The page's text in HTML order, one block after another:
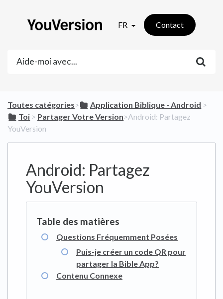
FR Contact
Toutes catégories​>​ ​Application Biblique - Android ​ > ​
​Toi ​ > ​ ​Partager Votre Version​>​ Android: Partagez
YouVersion
Android: Partagez
YouVersion
Questions Fréquemment Posées
Puis-je créer un code QR pour
partager la Bible App?
Contenu Connexe